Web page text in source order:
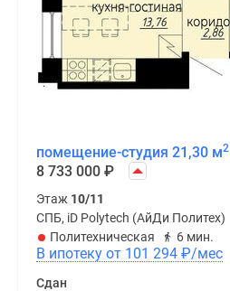
помещение-студия 21,30 м2
8 733 000 ₽
Этаж 10/11
СПБ, iD Polytech (АйДи Политех)
Политехническая
6 мин.
В ипотеку от 101 294 ₽/мес
Сдан